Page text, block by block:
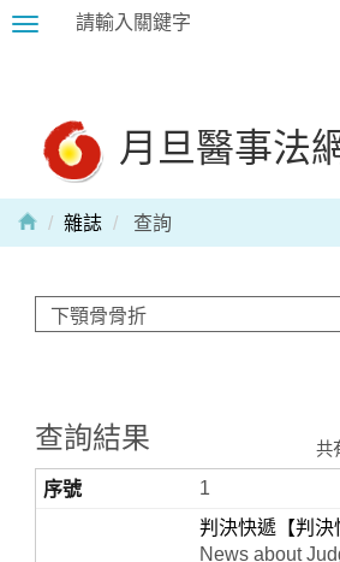
Toggle
月旦醫事法
雜誌 查詢
查詢結果 共
1
判決快遞【判決
News about